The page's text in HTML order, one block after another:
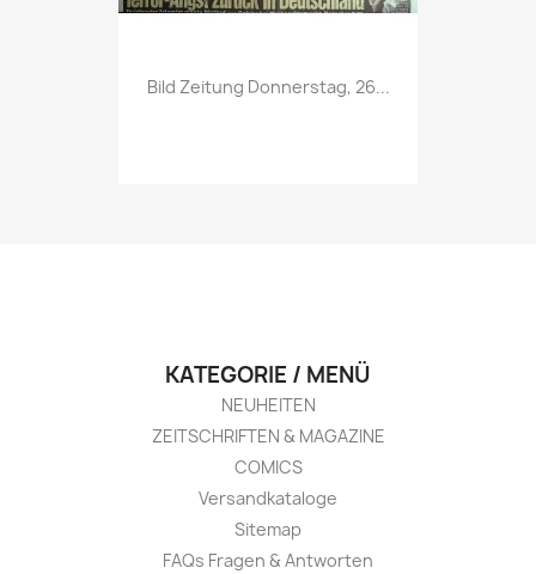
Vorschau
Bild Zeitung Donnerstag, 26...
KATEGORIE / MENÜ
NEUHEITEN
ZEITSCHRIFTEN & MAGAZINE
COMICS
Versandkataloge
Sitemap
FAQs Fragen & Antworten